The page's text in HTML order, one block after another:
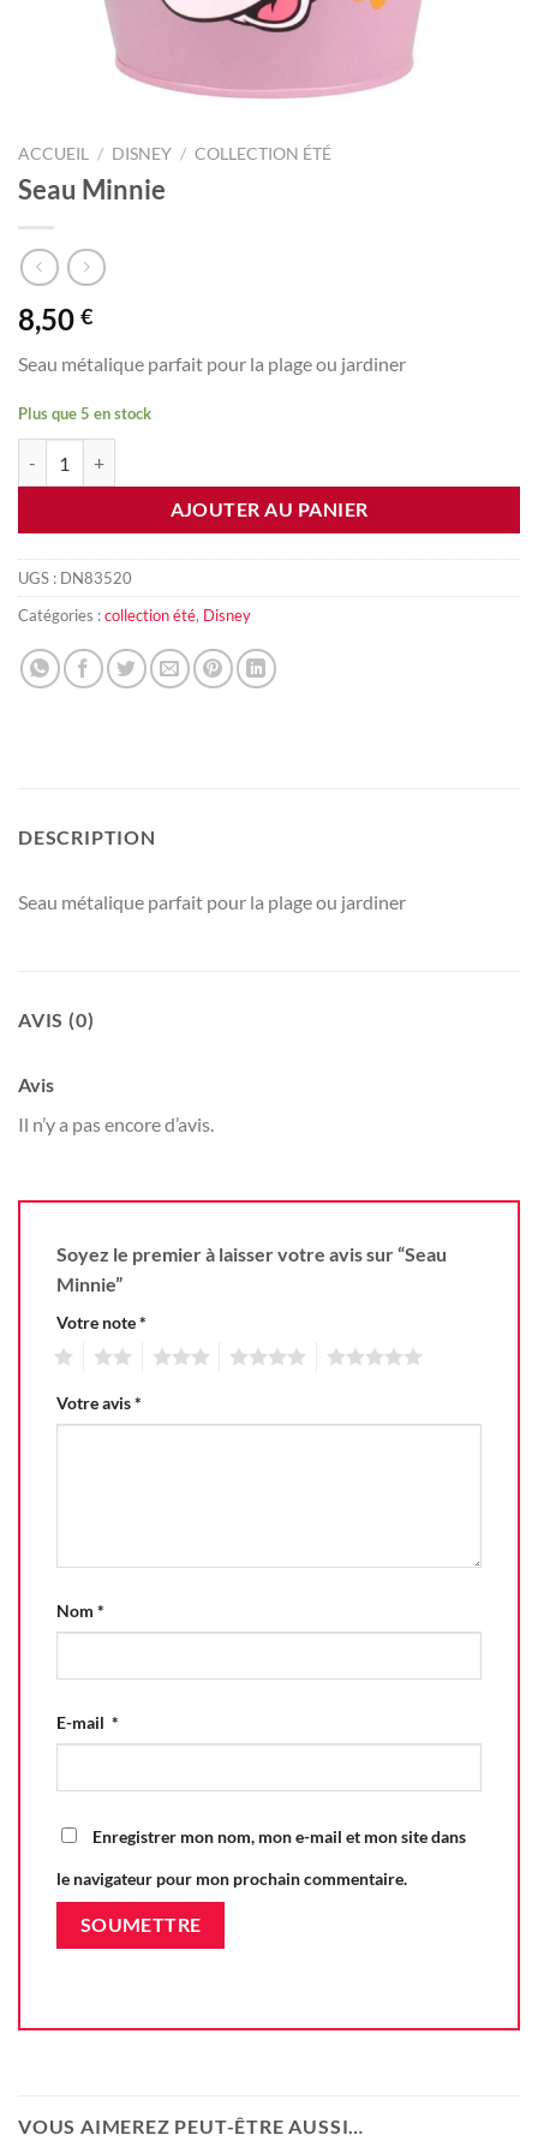
ACCUEIL / DISNEY / COLLECTION ÉTÉ
Seau Minnie
8,50 €
Seau métalique parfait pour la plage ou jardiner
Plus que 5 en stock
AJOUTER AU PANIER
UGS : DN83520
Catégories :collection été, Disney
DESCRIPTION
Seau métalique parfait pour la plage ou jardiner
AVIS (0)
Avis
Il n’y a pas encore d’avis.
Soyez le premier à laisser votre avis sur “Seau
Minnie”
Votre note*
Votre avis*
Nom *
E-mail *
Enregistrer mon nom, mon e-mail et mon site dans
le navigateur pour mon prochain commentaire.
VOUS AIMEREZ PEUT-ÊTRE AUSSI…